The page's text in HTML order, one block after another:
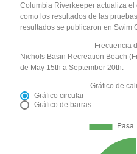
Columbia Riverkeeper actualiza
como los resultados de las
resultados se publicaron en Swim
Frecuencia
Nichols Basin Recreation Beach
de May 15th a September 20th.
Gráfico de
Gráfico circular
Gráfico de barras